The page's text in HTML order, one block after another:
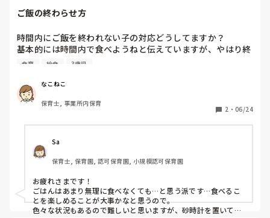
ご飯の終わらせ方
時間内にご飯を終われない子の対応どうしてますか？
基本的には時間内で食べようねと伝えていますが、やはり終
われない子がいます。食べ終わらない子は無理やり片付け
子は終わりにしてもいいと思うのですが、まだ食べたかった
と泣く子がいます。それまで何度も声かけしているし、1人
だけ待つわけにもいかずモヤモヤします。
食育 給食 3歳児
なこねこ
保育士, 事業所内保育
2 ・ 06/24
Sa
保育士, 保育園, 認可保育園, 小規模認可保育園
お疲れさまです！
ごはんはあまり無理に食べなくても…と思う派です…食べるこ
とを楽しめることが大事かなと思うので。
色々な状況もあるので難しいと思いますが、砂時計を置いて目